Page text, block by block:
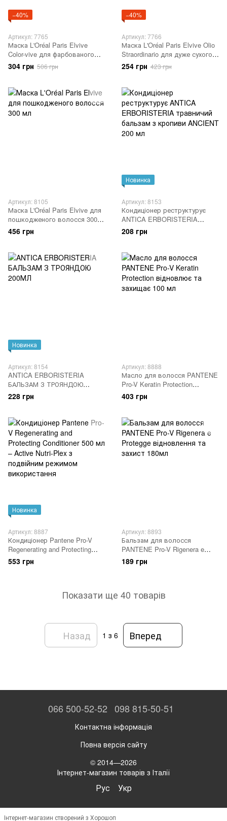
−40%
Артикул: 7765
Маска L'Oréal Paris Elvive
Color-vive для фарбованого
волосся 300 мл
304 грн 506 грн
−40%
Артикул: 7766
Маска L'Oréal Paris Elvive Olio
Straordinario для дуже сухого
волосся 300 мл
254 грн 423 грн
Артикул: 8105
Маска L'Oréal Paris Elvive для
пошкодженого волосся 300
мл
456 грн
Новинка
Артикул: 8153
Кондиціонер реструктурує
ANTICA ERBORISTERIA
травничий бальзам з кропиви
ANCIENT 200 мл
208 грн
Новинка
Артикул: 8154
ANTICA ERBORISTERIA
БАЛЬЗАМ З ТРОЯНДОЮ
200МЛ
228 грн
Артикул: 8888
Масло для волосся PANTENE
Pro-V Keratin Protection
відновлює та захищає 100 мл
403 грн
Новинка
Артикул: 8887
Кондиціонер Pantene Pro-V
Regenerating and Protecting
Conditioner 500 мл – Active
Nutri-Plex з подвійним
553 грн
Артикул: 8893
Бальзам для волосся
PANTENE Pro-V Rigenera e
Protegge відновлення та
захист 180мл
189 грн
Показати ще 40 товарів
Назад 1 з 6 Вперед
066 500-52-52 098 815-50-51
Контактна інформація
Повна версія сайту
© 2014—2026
Інтернет-магазин товарів з Італії
Рус Укр
Інтернет-магазин створений з Хорошоп